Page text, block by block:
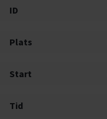
ID
Plats
Start
Tid